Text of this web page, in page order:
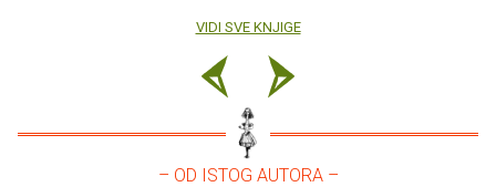
VIDI SVE KNJIGE
– OD ISTOG AUTORA –